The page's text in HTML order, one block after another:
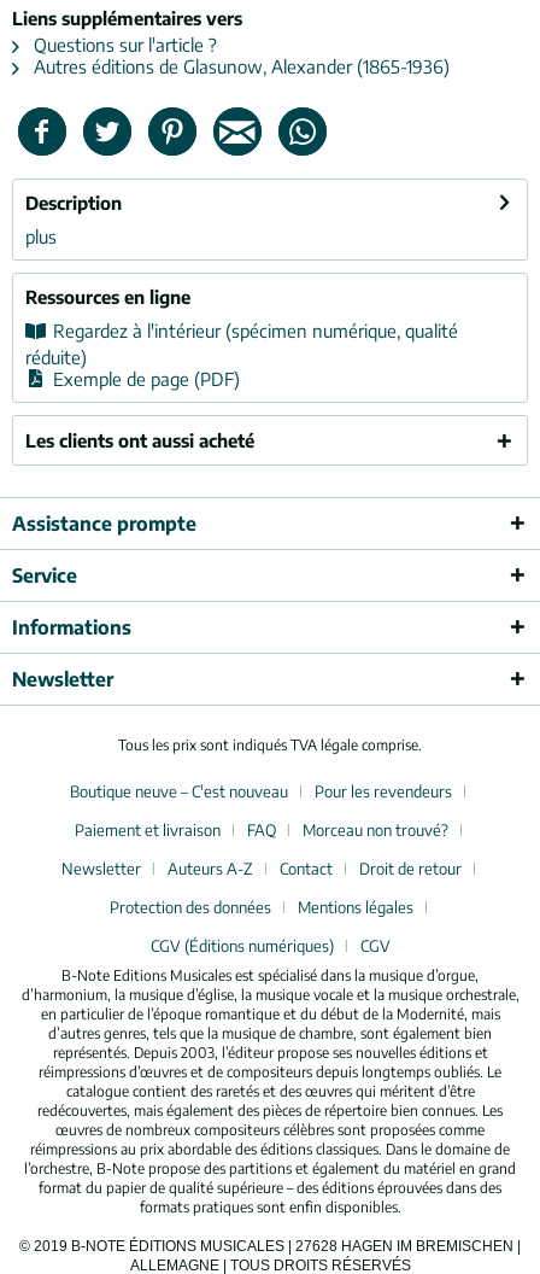
Liens supplémentaires vers
Questions sur l'article ?
Autres éditions de Glasunow, Alexander (1865-1936)
Description
plus
Ressources en ligne
Regardez à l'intérieur (spécimen numérique, qualité
réduite)
Exemple de page (PDF)
Les clients ont aussi acheté
Assistance prompte
Service
Informations
Newsletter
Tous les prix sont indiqués TVA légale comprise.
Boutique neuve – C'est nouveau
Pour les revendeurs
Paiement et livraison
FAQ
Morceau non trouvé?
Newsletter
Auteurs A-Z Contact
Droit de retour
Protection des données
Mentions légales
CGV (Éditions numériques)
CGV
B-Note Editions Musicales est spécialisé dans la musique d’orgue,
d’harmonium, la musique d’église, la musique vocale et la musique orchestrale,
en particulier de l’époque romantique et du début de la Modernité, mais
d’autres genres, tels que la musique de chambre, sont également bien
représentés. Depuis 2003, l’éditeur propose ses nouvelles éditions et
réimpressions d’œuvres et de compositeurs depuis longtemps oubliés. Le
catalogue contient des raretés et des œuvres qui méritent d’être
redécouvertes, mais également des pièces de répertoire bien connues. Les
œuvres de nombreux compositeurs célèbres sont proposées comme
réimpressions au prix abordable des éditions classiques. Dans le domaine de
l’orchestre, B-Note propose des partitions et également du matériel en grand
format du papier de qualité supérieure – des éditions éprouvées dans des
formats pratiques sont enfin disponibles.
© 2019 B-NOTE ÉDITIONS MUSICALES | 27628 HAGEN IM BREMISCHEN |
ALLEMAGNE | TOUS DROITS RÉSERVÉS